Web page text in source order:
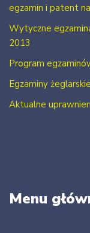
egzamin i patent
Wytyczne
2013
Program
Egzaminy
Aktualne
Menu